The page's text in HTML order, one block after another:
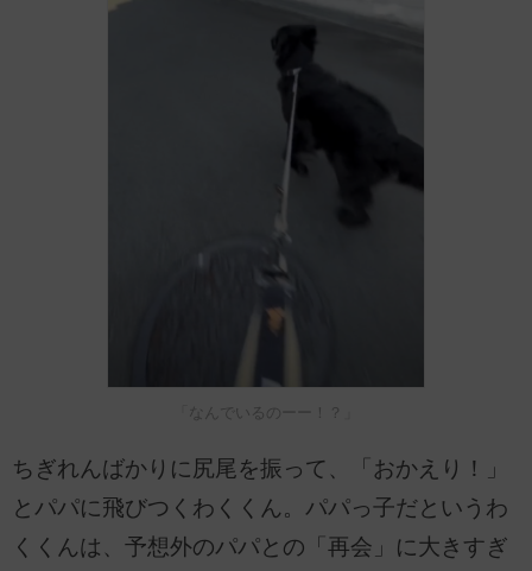
「なんでいるのーー！？」
ちぎれんばかりに尻尾を振って、「おかえり！」
とパパに飛びつくわくくん。パパっ子だというわ
くくんは、予想外のパパとの「再会」に大きすぎ